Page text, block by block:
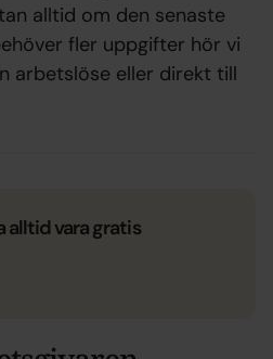
alltid om den senaste
fler uppgifter hör vi
arbetslöse eller direkt till
alltid vara gratis